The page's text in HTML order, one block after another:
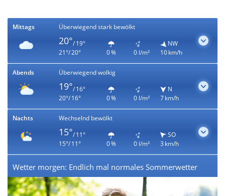
Mittags Überwiegend stark bewölkt
20°/ 19°
21°/ 20°
0 % 0 l/m²
NW
10 km/h
Abends Überwiegend wolkig
19°/ 16°
20°/ 16°
0 % 0 l/m²
N
7 km/h
Nachts Wechselnd bewölkt
15°/ 11°
15°/ 11°
0 % 0 l/m²
SO
3 km/h
Wetter morgen: Endlich mal normales Sommerwetter